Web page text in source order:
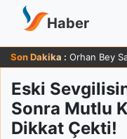
Haber
Son Dakika : Orhan Bey
Eski
Sonra Mutlu
Dikkat Çekti!